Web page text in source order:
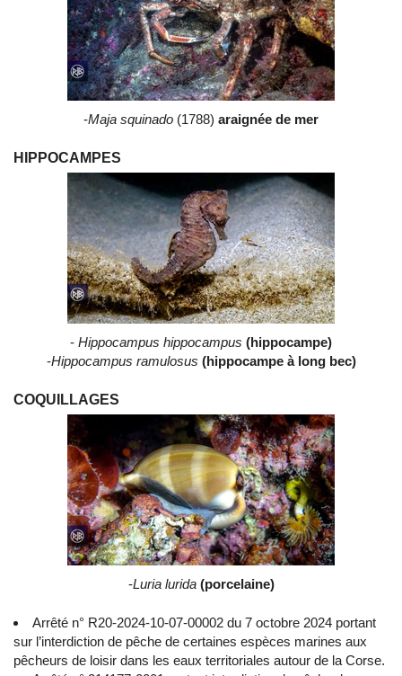
-Maja squinado (1788) araignée de mer
HIPPOCAMPES
- Hippocampus hippocampus (hippocampe)
-Hippocampus ramulosus (hippocampe à long bec)
COQUILLAGES
-Luria lurida (porcelaine)
Arrêté n° R20-2024-10-07-00002 du 7 octobre 2024 portant
sur l’interdiction de pêche de certaines espèces marines aux
pêcheurs de loisir dans les eaux territoriales autour de la Corse.